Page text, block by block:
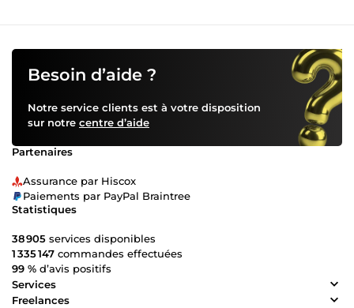
Besoin d’aide ?
Notre service clients est à votre disposition
sur notre centre d’aide
Partenaires
Assurance par Hiscox
Paiements par PayPal Braintree
Statistiques
38 905 services disponibles
1 335 147 commandes effectuées
99 % d’avis positifs
Services
Freelances